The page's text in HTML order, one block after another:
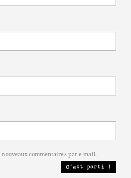
commentaires par e-mail.